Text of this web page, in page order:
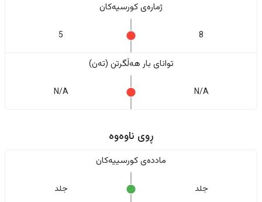
ژمارەی کورسیەکان
8
5
تواناى بار هەڵگرتن (تەن)
N/A
N/A
ڕوی ناوەوە
ماددەی کورسییەکان
جلد جلد